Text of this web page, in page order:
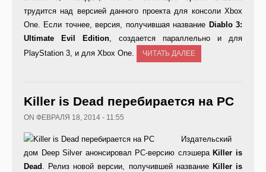
трудится над версией данного проекта для консоли Xbox
One. Если точнее, версия, получившая название Diablo 3:
Ultimate Evil Edition, создается параллельно и для
PlayStation 3, и для Xbox One.
ЧИТАТЬ ДАЛЕЕ
Killer is Dead перебирается на PC
ON ФЕВРАЛЯ 18, 2014 - 11:55
Издательский
дом Deep Silver анонсировал PC-версию слэшера Killer is
Dead . Релиз новой версии, получившей название Killer is